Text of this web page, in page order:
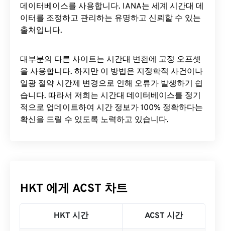
데이터베이스를 사용합니다. IANA는 세계 시간대 데
이터를 조정하고 관리하는 유명하고 신뢰할 수 있는
출처입니다.
대부분의 다른 사이트는 시간대 변환에 ​​고정 오프셋
을 사용합니다. 하지만 이 방법은 지정학적 사건이나
일광 절약 시간제 변경으로 인해 오류가 발생하기 쉽
습니다. 따라서 저희는 시간대 데이터베이스를 정기
적으로 업데이트하여 시간 정보가 100% 정확하다는
확신을 드릴 수 있도록 노력하고 있습니다.
HKT 에게 ACST 차트
HKT 시간 ACST 시간